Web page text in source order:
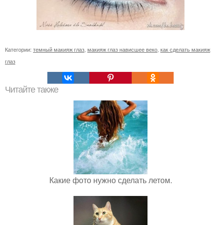
Категории: темный макияж глаз макияж глаз нависшее веко как сделать макияж
глаз
Читайте также
Какие фото нужно сделать летом.